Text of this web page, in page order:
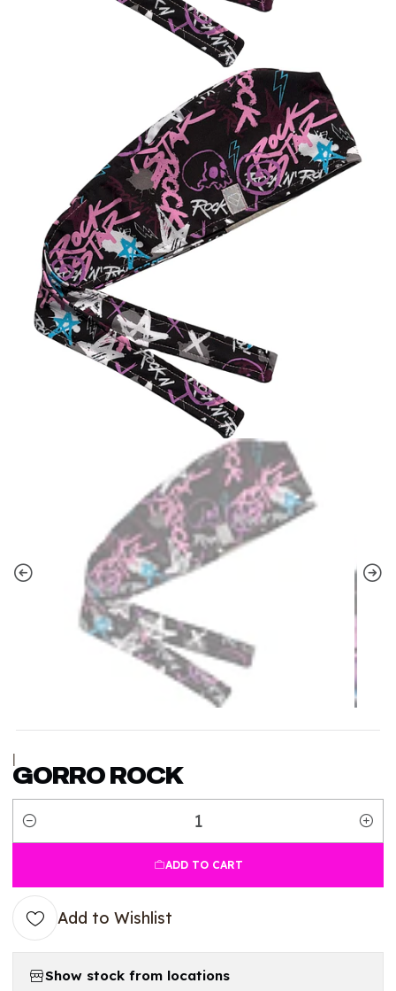
|
GORRO ROCK
Quantity
ADD TO CART
Add to Wishlist
Show stock from locations